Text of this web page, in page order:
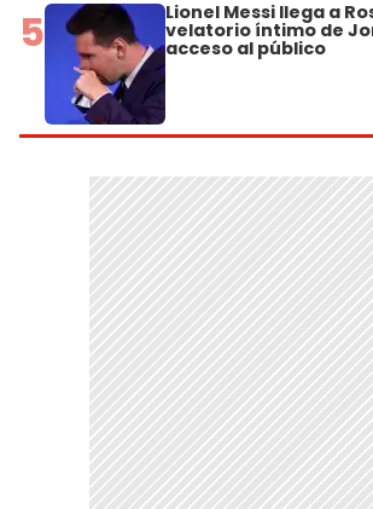
5 Lionel Messi llega a
velatorio íntimo de
acceso al público